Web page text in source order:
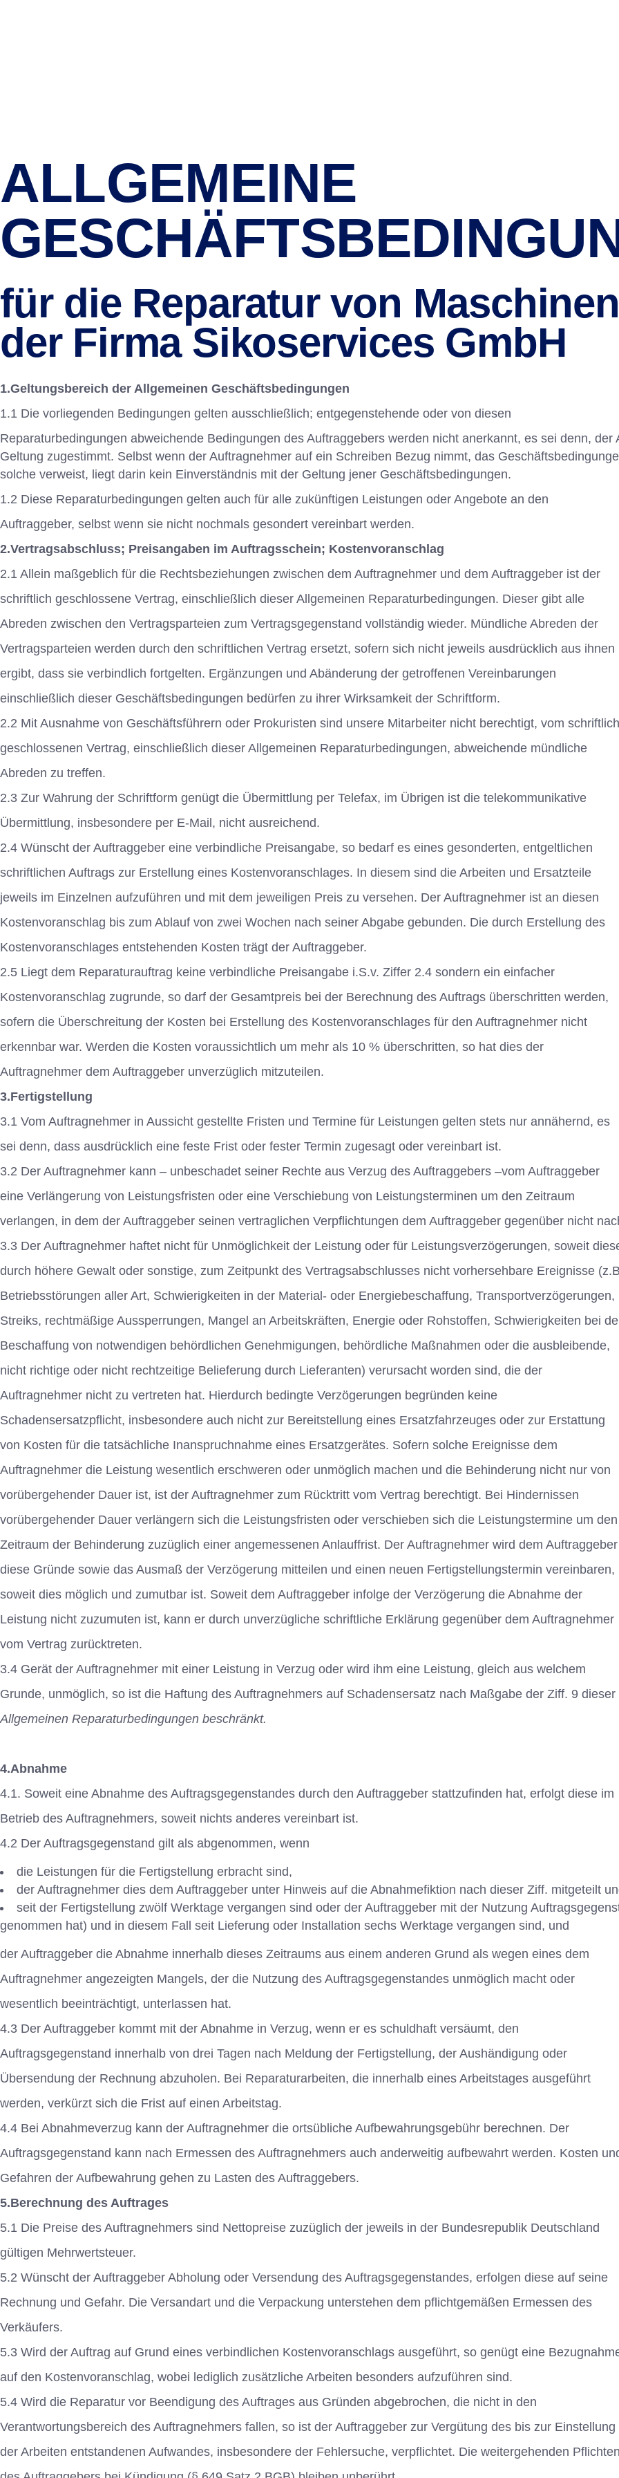
ALLGEMEINE
für die Reparatur von
der Firma Sikoservices GmbH
1.Geltungsbereich der Allgemeinen Geschäftsbedingungen
1.1 Die vorliegenden Bedingungen gelten ausschließlich; entgegenstehende oder von diesen
Reparaturbedingungen abweichende Bedingungen des Auftraggebers werden nicht anerkannt, es sei denn,
Geltung zugestimmt. Selbst wenn der Auftragnehmer auf ein Schreiben Bezug nimmt, das
solche verweist, liegt darin kein Einverständnis mit der Geltung jener Geschäftsbedingungen.
1.2 Diese Reparaturbedingungen gelten auch für alle zukünftigen Leistungen oder Angebote an den
Auftraggeber, selbst wenn sie nicht nochmals gesondert vereinbart werden.
2.Vertragsabschluss; Preisangaben im Auftragsschein; Kostenvoranschlag
2.1 Allein maßgeblich für die Rechtsbeziehungen zwischen dem Auftragnehmer und dem Auftraggeber ist der
schriftlich geschlossene Vertrag, einschließlich dieser Allgemeinen Reparaturbedingungen. Dieser gibt alle
Abreden zwischen den Vertragsparteien zum Vertragsgegenstand vollständig wieder. Mündliche Abreden der
Vertragsparteien werden durch den schriftlichen Vertrag ersetzt, sofern sich nicht jeweils ausdrücklich aus ihnen
ergibt, dass sie verbindlich fortgelten. Ergänzungen und Abänderung der getroffenen Vereinbarungen
einschließlich dieser Geschäftsbedingungen bedürfen zu ihrer Wirksamkeit der Schriftform.
2.2 Mit Ausnahme von Geschäftsführern oder Prokuristen sind unsere Mitarbeiter nicht berechtigt, vom schriftlich
geschlossenen Vertrag, einschließlich dieser Allgemeinen Reparaturbedingungen, abweichende mündliche
Abreden zu treffen.
2.3 Zur Wahrung der Schriftform genügt die Übermittlung per Telefax, im Übrigen ist die telekommunikative
Übermittlung, insbesondere per E-Mail, nicht ausreichend.
2.4 Wünscht der Auftraggeber eine verbindliche Preisangabe, so bedarf es eines gesonderten, entgeltlichen
schriftlichen Auftrags zur Erstellung eines Kostenvoranschlages. In diesem sind die Arbeiten und Ersatzteile
jeweils im Einzelnen aufzuführen und mit dem jeweiligen Preis zu versehen. Der Auftragnehmer ist an diesen
Kostenvoranschlag bis zum Ablauf von zwei Wochen nach seiner Abgabe gebunden. Die durch Erstellung des
Kostenvoranschlages entstehenden Kosten trägt der Auftraggeber.
2.5 Liegt dem Reparaturauftrag keine verbindliche Preisangabe i.S.v. Ziffer 2.4 sondern ein einfacher
Kostenvoranschlag zugrunde, so darf der Gesamtpreis bei der Berechnung des Auftrags überschritten werden,
sofern die Überschreitung der Kosten bei Erstellung des Kostenvoranschlages für den Auftragnehmer nicht
erkennbar war. Werden die Kosten voraussichtlich um mehr als 10 % überschritten, so hat dies der
Auftragnehmer dem Auftraggeber unverzüglich mitzuteilen.
3.Fertigstellung
3.1 Vom Auftragnehmer in Aussicht gestellte Fristen und Termine für Leistungen gelten stets nur annähernd, es
sei denn, dass ausdrücklich eine feste Frist oder fester Termin zugesagt oder vereinbart ist.
3.2 Der Auftragnehmer kann – unbeschadet seiner Rechte aus Verzug des Auftraggebers –vom Auftraggeber
eine Verlängerung von Leistungsfristen oder eine Verschiebung von Leistungsterminen um den Zeitraum
verlangen, in dem der Auftraggeber seinen vertraglichen Verpflichtungen dem Auftraggeber gegenüber nicht
3.3 Der Auftragnehmer haftet nicht für Unmöglichkeit der Leistung oder für Leistungsverzögerungen, soweit
durch höhere Gewalt oder sonstige, zum Zeitpunkt des Vertragsabschlusses nicht vorhersehbare Ereignisse
Betriebsstörungen aller Art, Schwierigkeiten in der Material- oder Energiebeschaffung, Transportverzögerungen,
Streiks, rechtmäßige Aussperrungen, Mangel an Arbeitskräften, Energie oder Rohstoffen, Schwierigkeiten bei
Beschaffung von notwendigen behördlichen Genehmigungen, behördliche Maßnahmen oder die ausbleibende,
nicht richtige oder nicht rechtzeitige Belieferung durch Lieferanten) verursacht worden sind, die der
Auftragnehmer nicht zu vertreten hat. Hierdurch bedingte Verzögerungen begründen keine
Schadensersatzpflicht, insbesondere auch nicht zur Bereitstellung eines Ersatzfahrzeuges oder zur Erstattung
von Kosten für die tatsächliche Inanspruchnahme eines Ersatzgerätes. Sofern solche Ereignisse dem
Auftragnehmer die Leistung wesentlich erschweren oder unmöglich machen und die Behinderung nicht nur von
vorübergehender Dauer ist, ist der Auftragnehmer zum Rücktritt vom Vertrag berechtigt. Bei Hindernissen
vorübergehender Dauer verlängern sich die Leistungsfristen oder verschieben sich die Leistungstermine um den
Zeitraum der Behinderung zuzüglich einer angemessenen Anlauffrist. Der Auftragnehmer wird dem Auftraggeber
diese Gründe sowie das Ausmaß der Verzögerung mitteilen und einen neuen Fertigstellungstermin vereinbaren,
soweit dies möglich und zumutbar ist. Soweit dem Auftraggeber infolge der Verzögerung die Abnahme der
Leistung nicht zuzumuten ist, kann er durch unverzügliche schriftliche Erklärung gegenüber dem Auftragnehmer
vom Vertrag zurücktreten.
3.4 Gerät der Auftragnehmer mit einer Leistung in Verzug oder wird ihm eine Leistung, gleich aus welchem
Grunde, unmöglich, so ist die Haftung des Auftragnehmers auf Schadensersatz nach Maßgabe der Ziff. 9 dieser
Allgemeinen Reparaturbedingungen beschränkt.
4.Abnahme
4.1. Soweit eine Abnahme des Auftragsgegenstandes durch den Auftraggeber stattzufinden hat, erfolgt diese im
Betrieb des Auftragnehmers, soweit nichts anderes vereinbart ist.
4.2 Der Auftragsgegenstand gilt als abgenommen, wenn
die Leistungen für die Fertigstellung erbracht sind,
der Auftragnehmer dies dem Auftraggeber unter Hinweis auf die Abnahmefiktion nach dieser Ziff. mitgeteilt
seit der Fertigstellung zwölf Werktage vergangen sind oder der Auftraggeber mit der Nutzung
genommen hat) und in diesem Fall seit Lieferung oder Installation sechs Werktage vergangen sind, und
der Auftraggeber die Abnahme innerhalb dieses Zeitraums aus einem anderen Grund als wegen eines dem
Auftragnehmer angezeigten Mangels, der die Nutzung des Auftragsgegenstandes unmöglich macht oder
wesentlich beeinträchtigt, unterlassen hat.
4.3 Der Auftraggeber kommt mit der Abnahme in Verzug, wenn er es schuldhaft versäumt, den
Auftragsgegenstand innerhalb von drei Tagen nach Meldung der Fertigstellung, der Aushändigung oder
Übersendung der Rechnung abzuholen. Bei Reparaturarbeiten, die innerhalb eines Arbeitstages ausgeführt
werden, verkürzt sich die Frist auf einen Arbeitstag.
4.4 Bei Abnahmeverzug kann der Auftragnehmer die ortsübliche Aufbewahrungsgebühr berechnen. Der
Auftragsgegenstand kann nach Ermessen des Auftragnehmers auch anderweitig aufbewahrt werden. Kosten
Gefahren der Aufbewahrung gehen zu Lasten des Auftraggebers.
5.Berechnung des Auftrages
5.1 Die Preise des Auftragnehmers sind Nettopreise zuzüglich der jeweils in der Bundesrepublik Deutschland
gültigen Mehrwertsteuer.
5.2 Wünscht der Auftraggeber Abholung oder Versendung des Auftragsgegenstandes, erfolgen diese auf seine
Rechnung und Gefahr. Die Versandart und die Verpackung unterstehen dem pflichtgemäßen Ermessen des
Verkäufers.
5.3 Wird der Auftrag auf Grund eines verbindlichen Kostenvoranschlags ausgeführt, so genügt eine
auf den Kostenvoranschlag, wobei lediglich zusätzliche Arbeiten besonders aufzuführen sind.
5.4 Wird die Reparatur vor Beendigung des Auftrages aus Gründen abgebrochen, die nicht in den
Verantwortungsbereich des Auftragnehmers fallen, so ist der Auftraggeber zur Vergütung des bis zur Einstellung
der Arbeiten entstandenen Aufwandes, insbesondere der Fehlersuche, verpflichtet. Die weitergehenden Pflichten